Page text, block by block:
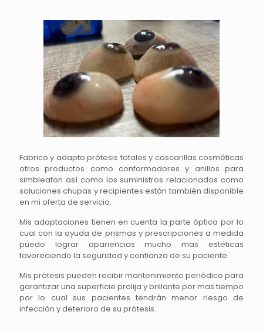
Fabrico y adapto prótesis totales y cascarillas cosméticas
otros productos como conformadores y anillos para
simbleafon así como los suministros relacionados como
soluciones chupas y recipientes están también disponible
en mi oferta de servicio.
Mis adaptaciones tienen en cuenta la parte óptica por lo
cual con la ayuda de prismas y prescripciones a medida
puedo lograr apariencias mucho mas estéticas
favoreciendo la seguridad y confianza de su paciente.
Mis prótesis pueden recibir mantenimiento periódico para
garantizar una superficie prolija y brillante por mas tiempo
por lo cual sus pacientes tendrán menor riesgo de
infección y deterioro de su prótesis.